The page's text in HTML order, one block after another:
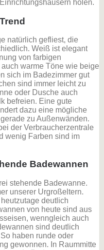
holen.
natürlich gefliest, die
Weiß ist elegant
von farbigen
warme Töne wie beige
sich im Badezimmer gut
sind immer leicht zu
oder Dusche auch
befreien. Eine gute
dazu eine mögliche
zu Außenwänden.
der Verbraucherzentrale
Badewannen
stehende Badewanne.
unserer Urgroßeltern.
deutlich
von heute sind aus
wenngleich auch
sind deutlich
haben runde oder
gewonnen. In Raummitte